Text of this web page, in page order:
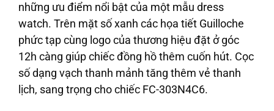
những ưu điểm nổi bật của một mẫu dress
watch. Trên mặt số xanh các họa tiết Guilloche
phức tạp cùng logo của thương hiệu đặt ở góc
12h càng giúp chiếc đồng hồ thêm cuốn hút. Cọc
số dạng vạch thanh mảnh tăng thêm vẻ thanh
lịch, sang trọng cho chiếc FC-303N4C6.